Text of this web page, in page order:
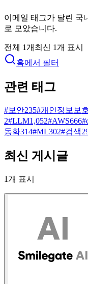
이메일 태그가 달린 국
로 모았습니다.
전체 1개 최신 1개 표시
홈에서 필터
관련 태그
#보안235#개인정보보호
2#LLM1,052#AWS666#
동화314#ML302#검색
최신 게시글
1개 표시